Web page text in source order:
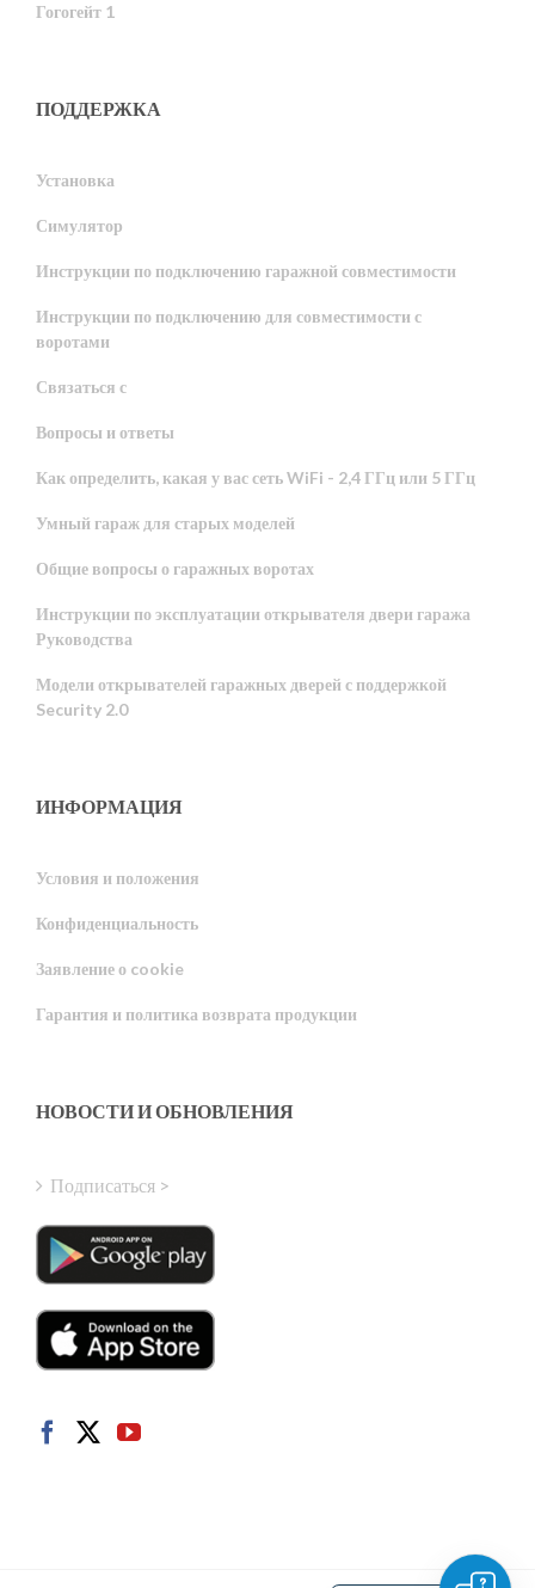
Гогогейт 1
ПОДДЕРЖКА
Установка
Симулятор
Инструкции по подключению гаражной совместимости
Инструкции по подключению для совместимости с
воротами
Связаться с
Вопросы и ответы
Как определить, какая у вас сеть WiFi - 2,4 ГГц или 5 ГГц
Умный гараж для старых моделей
Общие вопросы о гаражных воротах
Инструкции по эксплуатации открывателя двери гаража
Руководства
Модели открывателей гаражных дверей с поддержкой
Security 2.0
ИНФОРМАЦИЯ
Условия и положения
Конфиденциальность
Заявление о cookie
Гарантия и политика возврата продукции
НОВОСТИ И ОБНОВЛЕНИЯ
Подписаться >